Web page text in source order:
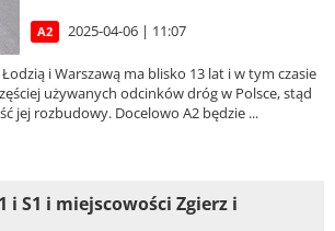
A2 2025-04-06 | 11:07
i Warszawą ma blisko 13 lat i w tym czasie
używanych odcinków dróg w Polsce, stąd
jej rozbudowy. Docelowo A2 będzie ...
i S1 i miejscowości Zgierz i